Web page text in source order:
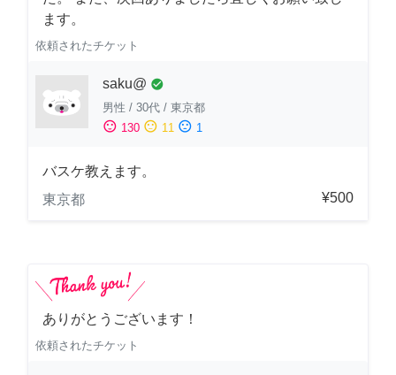
ます。
依頼されたチケット
saku@ check_circle
男性 / 30代 / 東京都
sentiment_satisfied 130 sentiment_neutral 11 sentiment_dissatisfied 1
バスケ教えます。
東京都
¥500
ありがとうございます！
依頼されたチケット